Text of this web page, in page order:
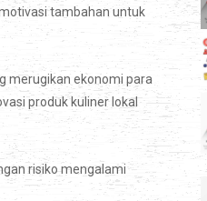
tambahan untuk
merugikan ekonomi para
produk kuliner lokal
risiko mengalami